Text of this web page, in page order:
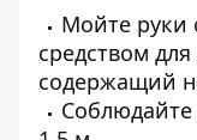
Мойте руки
средством
содержащий